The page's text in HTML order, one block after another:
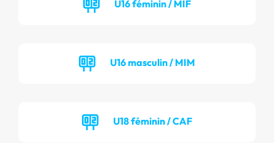
U16 féminin / MIF
U16 masculin / MIM
U18 féminin / CAF